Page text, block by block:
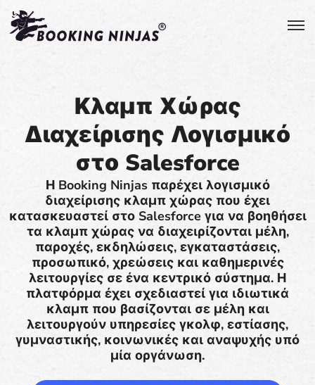
Κλαμπ Χώρας
Διαχείρισης Λογισμικό
στο Salesforce
Η Booking Ninjas παρέχει λογισμικό
διαχείρισης κλαμπ χώρας που έχει
κατασκευαστεί στο Salesforce για να βοηθήσει
τα κλαμπ χώρας να διαχειρίζονται μέλη,
παροχές, εκδηλώσεις, εγκαταστάσεις,
προσωπικό, χρεώσεις και καθημερινές
λειτουργίες σε ένα κεντρικό σύστημα. Η
πλατφόρμα έχει σχεδιαστεί για ιδιωτικά
κλαμπ που βασίζονται σε μέλη και
λειτουργούν υπηρεσίες γκολφ, εστίασης,
γυμναστικής, κοινωνικές και αναψυχής υπό
μία οργάνωση.